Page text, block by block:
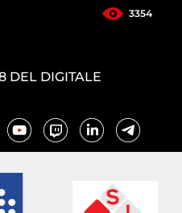
3354
DEL DIGITALE